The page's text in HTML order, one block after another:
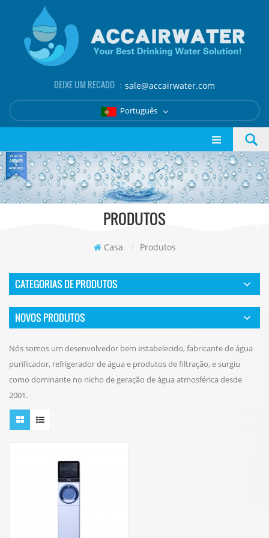
DEIXE UM RECADO ： sale@accairwater.com
Português
PRODUTOS
Casa / Produtos
CATEGORIAS DE PRODUTOS
NOVOS PRODUTOS
Nós somos um desenvolvedor bem estabelecido, fabricante de água
purificador, refrigerador de água e produtos de filtração, e surgiu
como dominante no nicho de geração de água atmosférica desde
2001.